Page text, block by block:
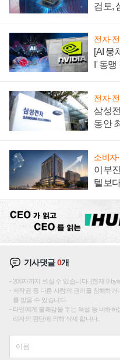
검토,
전자·
[AI 뭉
I' 동
전자·
삼성
동안
소비자
이부
텔보
기사댓글0개
200자까지 쓰실 수 있습니다. (현재 0
저작권 등 다른 사람의 권리를 침해하
를 받을 수 있습니다.
타인에게 불쾌감을 주는 욕설 등 비하
리자의 판단에 의해 삭제 합니다.